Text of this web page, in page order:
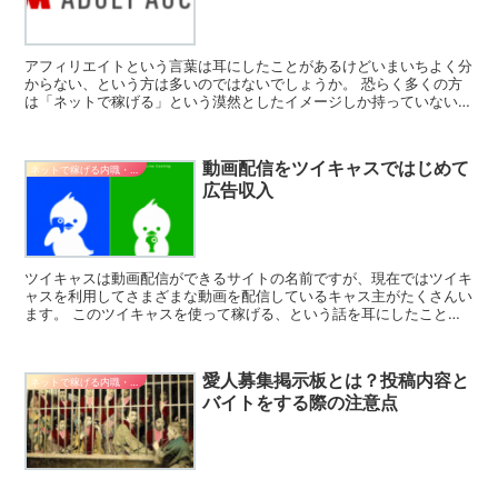
アフィリエイトという言葉は耳にしたことがあるけどいまいちよく分
からない、という方は多いのではないでしょうか。 恐らく多くの方
は「ネットで稼げる」という漠然としたイメージしか持っていないと
動画配信をツイキャスではじめて
広告収入
ツイキャスは動画配信ができるサイトの名前ですが、現在ではツイキ
ャスを利用してさまざまな動画を配信しているキャス主がたくさんい
ます。 このツイキャスを使って稼げる、という話を耳にしたことが
愛人募集掲示板とは？投稿内容と
バイトをする際の注意点